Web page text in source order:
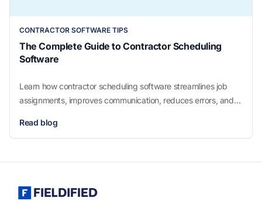
CONTRACTOR SOFTWARE TIPS
The Complete Guide to Contractor Scheduling
Software
Learn how contractor scheduling software streamlines job
assignments, improves communication, reduces errors, and
benefits, and tips to choose the best scheduling tool.
Read blog